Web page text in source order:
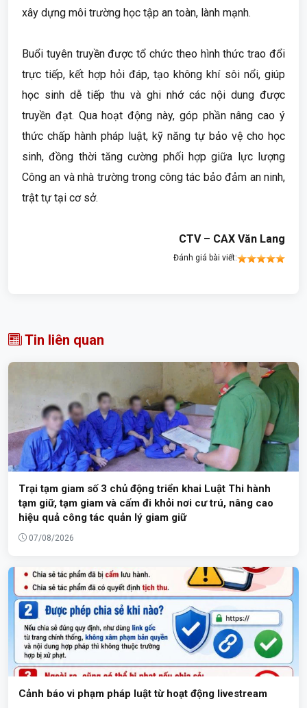
xây dựng môi trường học tập an toàn, lành mạnh.
Buổi tuyên truyền được tổ chức theo hình thức trao đổi
trực tiếp, kết hợp hỏi đáp, tạo không khí sôi nổi, giúp
học sinh dễ tiếp thu và ghi nhớ các nội dung được
truyền đạt. Qua hoạt động này, góp phần nâng cao ý
thức chấp hành pháp luật, kỹ năng tự bảo vệ cho học
sinh, đồng thời tăng cường phối hợp giữa lực lượng
Công an và nhà trường trong công tác bảo đảm an ninh,
trật tự tại cơ sở.
CTV – CAX Văn Lang
Đánh giá bài viết:
Tin liên quan
Trại tạm giam số 3 chủ động triển khai Luật Thi hành
tạm giữ, tạm giam và cấm đi khỏi nơi cư trú, nâng cao
hiệu quả công tác quản lý giam giữ
07/08/2026
Cảnh báo vi phạm pháp luật từ hoạt động livestream